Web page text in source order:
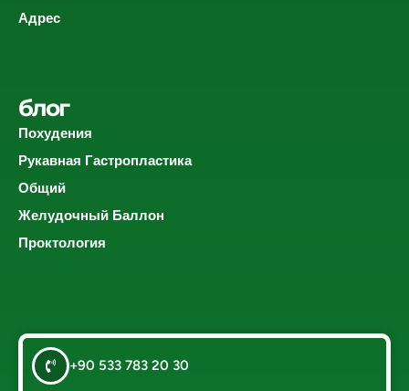
Адрес
блог
Похудения
Рукавная Гастропластика
Общий
Желудочный Баллон
Проктология
+90 533 783 20 30